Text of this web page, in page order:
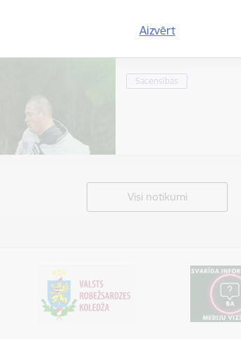
Aizvērt
XVIII
2026"
Sacensības
Visi notikumi